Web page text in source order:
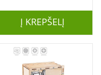
Į KREPŠELĮ